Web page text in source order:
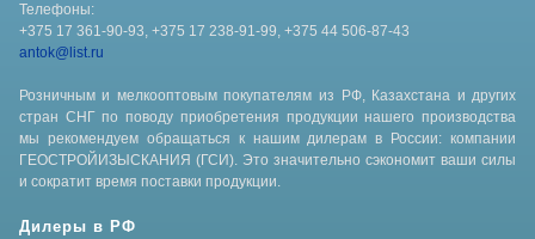
Телефоны:
+375 17 361-90-93, +375 17 238-91-99, +375 44 506-87-43
antok@list.ru
Розничным и мелкооптовым покупателям из РФ, Казахстана и других
стран СНГ по поводу приобретения продукции нашего производства
мы рекомендуем обращаться к нашим дилерам в России: компании
ГЕОСТРОЙИЗЫСКАНИЯ (ГСИ). Это значительно сэкономит ваши силы
и сократит время поставки продукции.
Дилеры в РФ